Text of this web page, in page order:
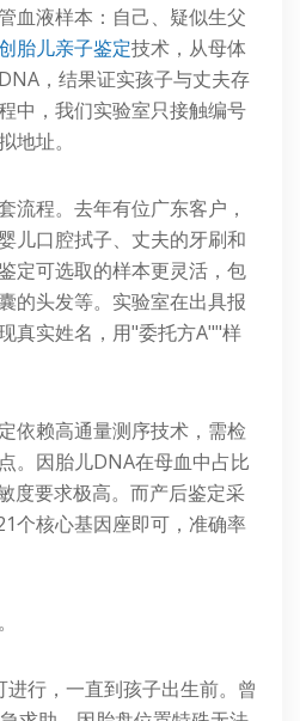
血液样本：自己、疑似生父
胎儿亲子鉴定技术，从母体
，结果证实孩子与丈夫存
中，我们实验室只接触编号
地址。
流程。去年有位广东客户，
儿口腔拭子、丈夫的牙刷和
定可选取的样本更灵活，包
的头发等。实验室在出具报
真实姓名，用"委托方A""样
依赖高通量测序技术，需检
。因胎儿DNA在母血中占比
度要求极高。而产后鉴定采
个核心基因座即可，准确率
行，一直到孩子出生前。曾